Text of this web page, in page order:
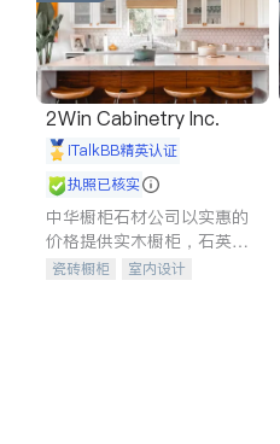
2Win Cabinetry Inc.
iTalkBB精英认证
执照已核实
中华橱柜石材公司以实惠的
价格提供实木橱柜，石英石
台面，多种优质不锈钢水
瓷砖橱柜
室内设计